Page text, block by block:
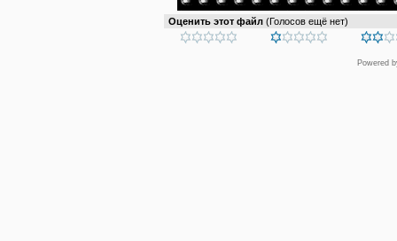
Оценить этот файл (Голосов ещё нет)
Powered